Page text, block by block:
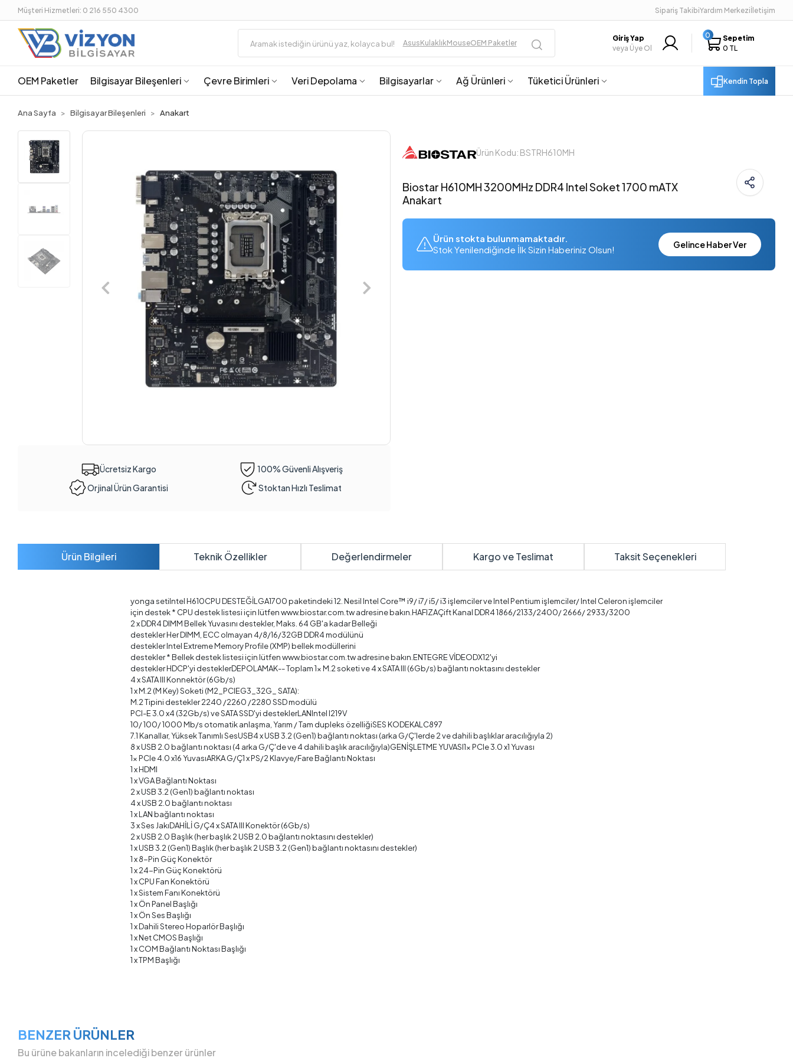
Müşteri Hizmetleri: 0 216 550 4300 Sipariş TakibiYardım Merkeziİletişim
AsusKulaklıkMouseOEM Paketler
Giriş Yap
veya Üye Ol
0
Sepetim
0 TL
OEM Paketler Bilgisayar Bileşenleri Çevre Birimleri Veri Depolama Bilgisayarlar Ağ Ürünleri Tüketici Ürünleri Kendin Topla
Ana Sayfa Bilgisayar Bileşenleri Anakart
Ücretsiz Kargo
100% Güvenli Alışveriş
Orjinal Ürün Garantisi
Stoktan Hızlı Teslimat
Ürün Kodu: BSTRH610MH
Biostar H610MH 3200MHz DDR4 Intel Soket 1700 mATX
Anakart
Ürün stokta bulunmamaktadır.
Stok Yenilendiğinde İlk Sizin Haberiniz Olsun!
Gelince Haber Ver
Ürün Bilgileri Teknik Özellikler Değerlendirmeler Kargo ve Teslimat Taksit Seçenekleri
yonga setiIntel H610CPU DESTEĞİLGA1700 paketindeki 12. Nesil Intel Core™ i9/ i7/ i5/ i3 işlemciler ve Intel Pentium işlemciler/ Intel Celeron işlemciler
için destek * CPU destek listesi için lütfen www.biostar.com.tw adresine bakın.HAFIZAÇift Kanal DDR4 1866/2133/2400/ 2666/ 2933/3200
2 x DDR4 DIMM Bellek Yuvasını destekler, Maks. 64 GB'a kadar Belleği
destekler Her DIMM, ECC olmayan 4/8/16/32GB DDR4 modülünü
destekler Intel Extreme Memory Profile (XMP) bellek modüllerini
destekler * Bellek destek listesi için lütfen www.biostar.com.tw adresine bakın.ENTEGRE VİDEODX12'yi
destekler HDCP'yi desteklerDEPOLAMAK-- Toplam 1x M.2 soketi ve 4 x SATA III (6Gb/s) bağlantı noktasını destekler
4 x SATA III Konnektör (6Gb/s)
1 x M.2 (M Key) Soketi (M2_PCIEG3_32G_ SATA):
M.2 Tipini destekler 2240 /2260 /2280 SSD modülü
PCI-E 3.0 x4 (32Gb/s) ve SATA SSD'yi desteklerLANIntel I219V
10/ 100/ 1000 Mb/s otomatik anlaşma, Yarım / Tam dupleks özelliğiSES KODEKALC897
7.1 Kanallar, Yüksek Tanımlı SesUSB4 x USB 3.2 (Gen1) bağlantı noktası (arka G/Ç'lerde 2 ve dahili başlıklar aracılığıyla 2)
8 x USB 2.0 bağlantı noktası (4 arka G/Ç'de ve 4 dahili başlık aracılığıyla)GENİŞLETME YUVASI1x PCIe 3.0 x1 Yuvası
1x PCIe 4.0 x16 YuvasıARKA G/Ç1 x PS/2 Klavye/Fare Bağlantı Noktası
1 x HDMI
1 x VGA Bağlantı Noktası
2 x USB 3.2 (Gen1) bağlantı noktası
4 x USB 2.0 bağlantı noktası
1 x LAN bağlantı noktası
3 x Ses JakıDAHİLİ G/Ç4 x SATA III Konektör (6Gb/s)
2 x USB 2.0 Başlık (her başlık 2 USB 2.0 bağlantı noktasını destekler)
1 x USB 3.2 (Gen1) Başlık (her başlık 2 USB 3.2 (Gen1) bağlantı noktasını destekler)
1 x 8-Pin Güç Konektör
1 x 24-Pin Güç Konektörü
1 x CPU Fan Konektörü
1 x Sistem Fanı Konektörü
1 x Ön Panel Başlığı
1 x Ön Ses Başlığı
1 x Dahili Stereo Hoparlör Başlığı
1 x Net CMOS Başlığı
1 x COM Bağlantı Noktası Başlığı
1 x TPM Başlığı
BENZER ÜRÜNLER
Bu ürüne bakanların incelediği benzer ürünler